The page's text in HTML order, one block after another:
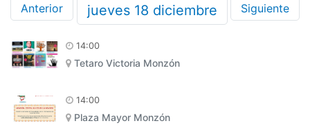
Anterior jueves 18 diciembre Siguiente
14:00
Tetaro Victoria Monzón
14:00
Plaza Mayor Monzón